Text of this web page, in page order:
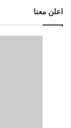
اعلن معنا